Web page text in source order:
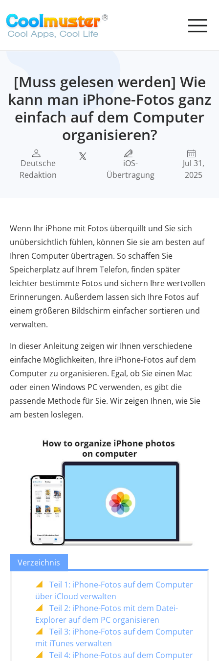
[Muss gelesen werden] Wie
kann man iPhone-Fotos ganz
einfach auf dem Computer
organisieren?
Deutsche
Redaktion
iOS-
Übertragung
Jul 31,
2025
Wenn Ihr iPhone mit Fotos überquillt und Sie sich
unübersichtlich fühlen, können Sie sie am besten auf
Ihren Computer übertragen. So schaffen Sie
Speicherplatz auf Ihrem Telefon, finden später
leichter bestimmte Fotos und sichern Ihre wertvollen
Erinnerungen. Außerdem lassen sich Ihre Fotos auf
einem größeren Bildschirm einfacher sortieren und
verwalten.
In dieser Anleitung zeigen wir Ihnen verschiedene
einfache Möglichkeiten, Ihre iPhone-Fotos auf dem
Computer zu organisieren. Egal, ob Sie einen Mac
oder einen Windows PC verwenden, es gibt die
passende Methode für Sie. Wir zeigen Ihnen, wie Sie
am besten loslegen.
Verzeichnis
Teil 1: iPhone-Fotos auf dem Computer
über iCloud verwalten
Teil 2: iPhone-Fotos mit dem Datei-
Explorer auf dem PC organisieren
Teil 3: iPhone-Fotos auf dem Computer
mit iTunes verwalten
Teil 4: iPhone-Fotos auf dem Computer